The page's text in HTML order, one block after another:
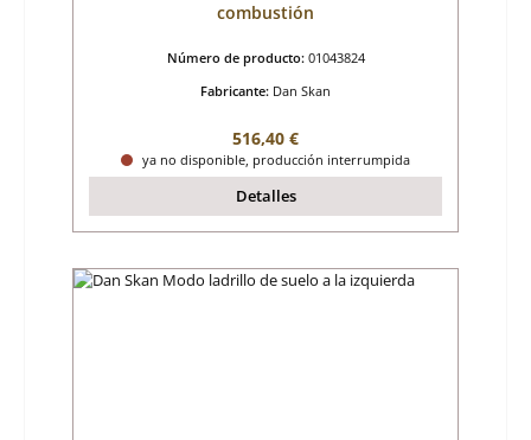
combustión
Número de producto: 01043824
Fabricante: Dan Skan
Precio normal:
516,40 €
ya no disponible, producción interrumpida
Detalles